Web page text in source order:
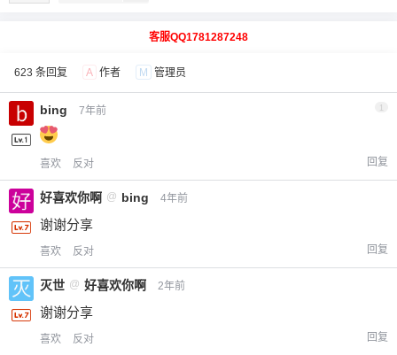
客服QQ1781287248
623 条回复 A 作者 M 管理员
bing 7年前
喜欢 反对 回复
好喜欢你啊 @ bing 4年前
谢谢分享
喜欢 反对 回复
灭世 @ 好喜欢你啊 2年前
谢谢分享
喜欢 反对 回复